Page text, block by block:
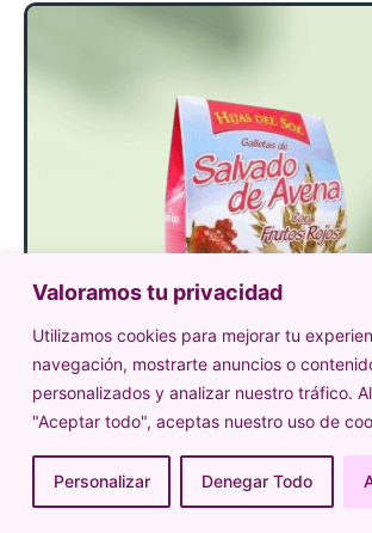
Valoramos tu privacidad
Utilizamos cookies para mejorar tu
navegación, mostrarte anuncios o
personalizados y analizar nuestro tráfico.
"Aceptar todo", aceptas nuestro uso de
Personalizar Denegar Todo